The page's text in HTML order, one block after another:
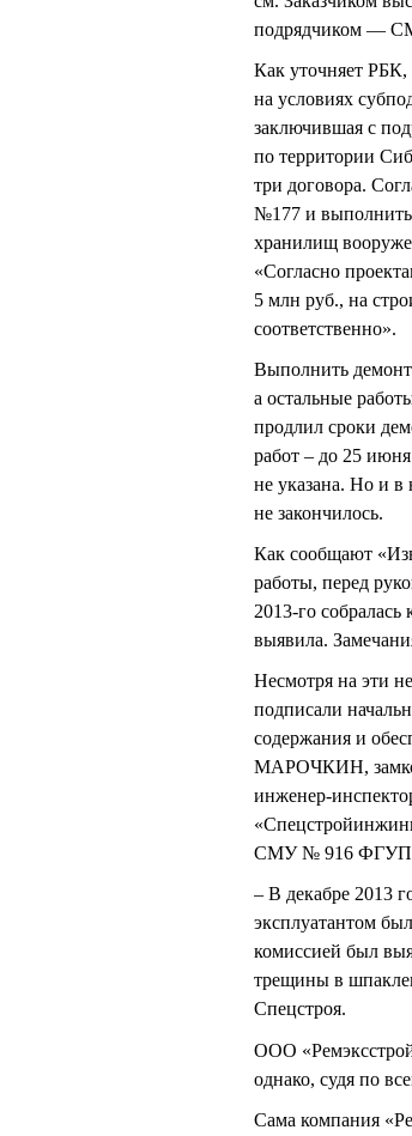
подрядчиком —
Как уточняет
на условиях
заключившая с
по территории
три договора.
№177 и выполнить
хранилищ
«Согласно
5 млн руб., на
соответственно».
Выполнить
а остальные
продлил сроки
работ – до 25
не указана. Но и в
не закончилось.
Как сообщают
работы, перед
2013-го
выявила.
Несмотря на эти
подписали
содержания и
МАРОЧКИН,
инженер-
СМУ № 916 ФГУП
– В декабре 2013
эксплуатантом
комиссией был
трещины в
Спецстроя.
ООО
однако, судя по
Сама компания